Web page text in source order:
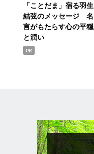
「ことだま」宿る羽生
結弦のメッセージ 名
言がもたらす心の平穏
と潤い
PR